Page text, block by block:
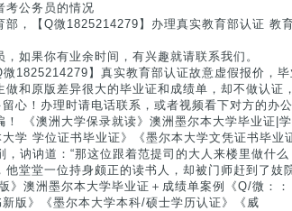
考公务员的情况
部，【Q微1825214279】办理真实教育部认证 教
如果你有业余时间，有兴趣就请联系我们。
1825214279】真实教育部认证故意虚假报价，毕
和原版差异很大的毕业证和成绩单，却不做认证
心！办理时请电话联系，或者视频看下对方的办
《澳洲大学保录就读》澳洲墨尔本大学毕业证|
学 学位证书毕业证》《墨尔本大学文凭证书毕业
讷讷道：“那这位跟着范提司的大人来楼里做什么
堂堂一位持身颇正的读书人，却被门师赶到了妓
》澳洲墨尔本大学毕业证＋成绩单案例《Q/微：：
版》《墨尔本大学本科/硕士学历认证》《威